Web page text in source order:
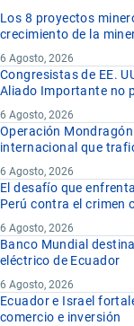
Los 8 proyectos
crecimiento de la
6 Agosto, 2026
Congresistas de EE.
Aliado Importante no
6 Agosto, 2026
Operación
internacional que
6 Agosto, 2026
El desafío que
Perú contra el crimen
6 Agosto, 2026
Banco Mundial
eléctrico de Ecuador
6 Agosto, 2026
Ecuador e Israel
comercio e inversión